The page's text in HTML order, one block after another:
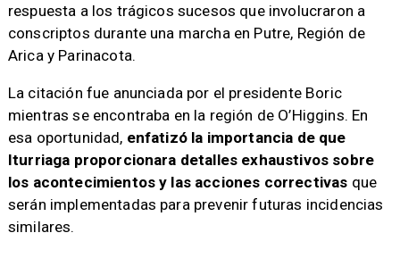
respuesta a los trágicos sucesos que involucraron a
conscriptos durante una marcha en Putre, Región de
Arica y Parinacota.
La citación fue anunciada por el presidente Boric
mientras se encontraba en la región de O’Higgins. En
esa oportunidad, enfatizó la importancia de que
Iturriaga proporcionara detalles exhaustivos sobre
los acontecimientos y las acciones correctivas que
serán implementadas para prevenir futuras incidencias
similares.